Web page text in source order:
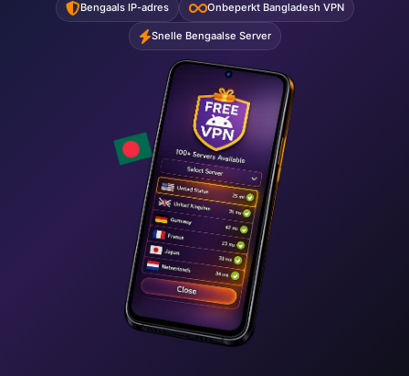
Bengaals IP-adres Onbeperkt Bangladesh VPN
Snelle Bengaalse Server